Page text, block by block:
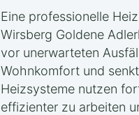
Eine professionelle
Wirsberg Goldene
vor unerwarteten
Wohnkomfort und
Heizsysteme nutzen
effizienter zu arbeiten